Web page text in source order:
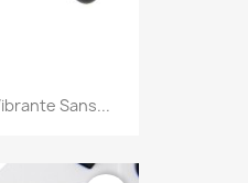
Sans...